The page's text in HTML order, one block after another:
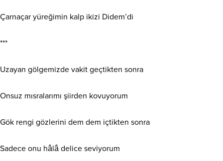
Çarnaçar yüreğimin kalp ikizi Didem’di
***
Uzayan gölgemizde vakit geçtikten sonra
Onsuz mısralarımı şiirden kovuyorum
Gök rengi gözlerini dem dem içtikten sonra
Sadece onu hâlâ delice seviyorum